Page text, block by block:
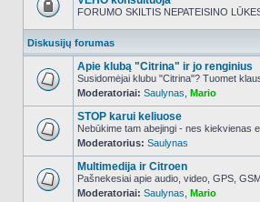
užrakintas
FORUMO SKILTIS NEPATEISINO
Diskusijų forumas
NO_UNREAD_POSTS
Apie klubą "Citrina" ir jo renginius
Susidomėjai klubu "Citrina"? Tuomet
Moderatoriai: Saulynas Mario
NO_UNREAD_POSTS
STOP karui keliuose
Nebūkime tam abejingi - nes kiekvienas
Moderatorius: Saulynas
NO_UNREAD_POSTS
Multimedija ir Citroen
Pašnekesiai apie audio, video, GPS,
Moderatoriai: Saulynas Mario